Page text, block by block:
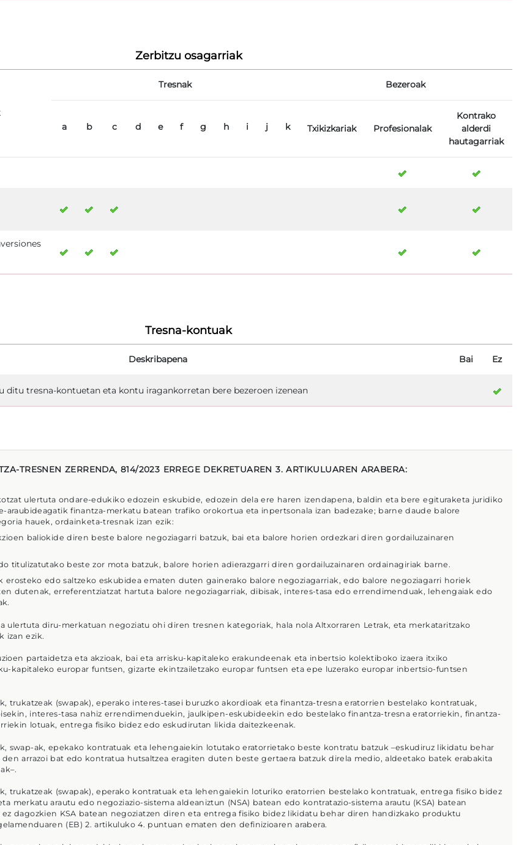
Zerbitzu osagarriak
Tresnak Bezeroak
a b c d e f g h i j k Txikizkariak Profesionalak
Kontrako
alderdi
hautagarriak
Tresna-kontuak
Deskribapena Bai Ez
ditu tresna-kontuetan eta kontu iragankorretan bere bezeroen izenean
TRESNEN ZERRENDA, 814/2023 ERREGE DEKRETUAREN 3. ARTIKULUAREN ARABERA:
ulertuta ondare-edukiko edozein eskubide, edozein dela ere haren izendapena, baldin eta bere egituraketa juridiko
araubideagatik finantza-merkatu batean trafiko orokortua eta inpertsonala izan badezake; barne daude balore
hauek, ordainketa-tresnak izan ezik:
baliokide diren beste balore negoziagarri batzuk, bai eta balore horien ordezkari diren gordailuzainaren
titulizatutako beste zor mota batzuk, balore horien adierazgarri diren gordailuzainaren ordainagiriak barne.
erosteko edo saltzeko eskubidea ematen duten gainerako balore negoziagarriak, edo balore negoziagarri horiek
dutenak, erreferentziatzat hartuta balore negoziagarriak, dibisak, interes-tasa edo errendimenduak, lehengaiak edo
ulertuta diru-merkatuan negoziatu ohi diren tresnen kategoriak, hala nola Altxorraren Letrak, eta merkataritzako
izan ezik.
partaidetza eta akzioak, bai eta arrisku-kapitaleko erakundeenak eta inbertsio kolektiboko izaera itxiko
kapitaleko europar funtsen, gizarte ekintzailetzako europar funtsen eta epe luzerako europar inbertsio-funtsen
trukatzeak (swapak), eperako interes-tasei buruzko akordioak eta finantza-tresna eratorrien bestelako kontratuak,
interes-tasa nahiz errendimenduekin, jaulkipen-eskubideekin edo bestelako finantza-tresna eratorriekin, finantza-
lotuak, entrega fisiko bidez edo eskudirutan likida daitezkeenak.
swap-ak, epekako kontratuak eta lehengaiekin lotutako eratorrietako beste kontratu batzuk –eskudiruz likidatu behar
arrazoi bat edo kontratua hutsaltzea eragiten duten beste gertaera batzuk direla medio, aldeetako batek erabakita
trukatzeak (swapak), eperako kontratuak eta lehengaiekin loturiko eratorrien bestelako kontratuak, entrega fisiko bidez
merkatu arautu edo negoziazio-sistema aldeaniztun (NSA) batean edo kontratazio-sistema arautu (KSA) batean
ez dagozkien KSA batean negoziatzen diren eta entrega fisiko bidez likidatu behar diren handizkako produktu
(EB) 2. artikuluko 4. puntuan ematen den definizioaren arabera.